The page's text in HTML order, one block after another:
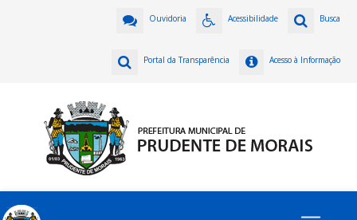
Busca
Acessibilidade
Ouvidoria
Acesso à Informação
Portal da Transparência